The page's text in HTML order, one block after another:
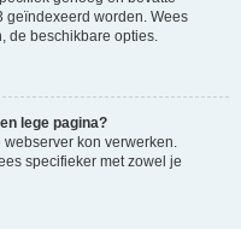
geïndexeerd worden. Wees
de beschikbare opties.
lege pagina?
kon verwerken.
specifieker met zowel je